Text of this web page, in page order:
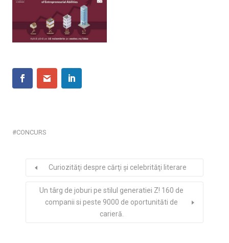
CONCURS
Curiozităţi despre cărţi şi celebrităţi literare
Un târg de joburi pe stilul generatiei Z! 160 de
companii si peste 9000 de oportunităti de
carieră.